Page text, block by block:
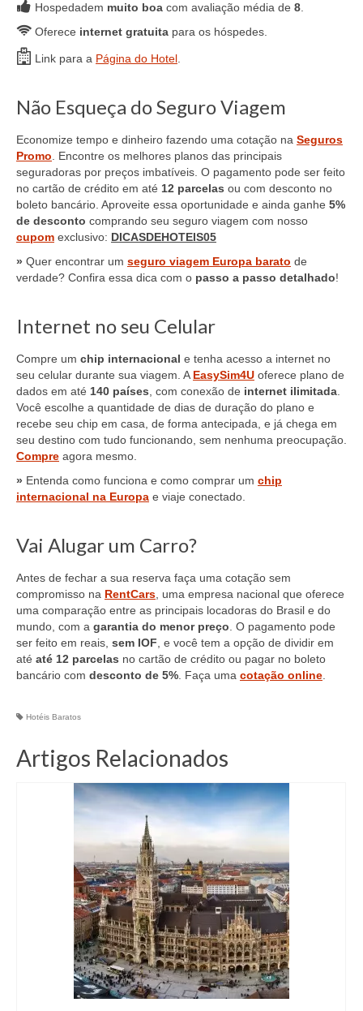
Hospedadem muito boa com avaliação média de 8.
Oferece internet gratuita para os hóspedes.
Link para a Página do Hotel.
Não Esqueça do Seguro Viagem
Economize tempo e dinheiro fazendo uma cotação na Seguros
Promo. Encontre os melhores planos das principais
seguradoras por preços imbatíveis. O pagamento pode ser feito
no cartão de crédito em até 12 parcelas ou com desconto no
boleto bancário. Aproveite essa oportunidade e ainda ganhe 5%
de desconto comprando seu seguro viagem com nosso
cupom exclusivo: DICASDEHOTEIS05
» Quer encontrar um seguro viagem Europa barato de
verdade? Confira essa dica com o passo a passo detalhado!
Internet no seu Celular
Compre um chip internacional e tenha acesso a internet no
seu celular durante sua viagem. AEasySim4U oferece plano de
dados em até 140 países, com conexão de internet ilimitada.
Você escolhe a quantidade de dias de duração do plano e
recebe seu chip em casa, de forma antecipada, e já chega em
seu destino com tudo funcionando, sem nenhuma preocupação.
Compre agora mesmo.
» Entenda como funciona e como comprar um chip
internacional na Europa e viaje conectado.
Vai Alugar um Carro?
Antes de fechar a sua reserva faça uma cotação sem
compromisso na RentCars, uma empresa nacional que oferece
uma comparação entre as principais locadoras do Brasil e do
mundo, com a garantia do menor preço. O pagamento pode
ser feito em reais, sem IOF, e você tem a opção de dividir em
até até 12 parcelas no cartão de crédito ou pagar no boleto
bancário com desconto de 5%. Faça uma cotação online.
Hotéis Baratos
Artigos Relacionados